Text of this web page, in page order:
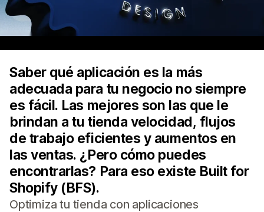
Saber qué aplicación es la más
adecuada para tu negocio no siempre
es fácil. Las mejores son las que le
brindan a tu tienda velocidad, flujos
de trabajo eficientes y aumentos en
las ventas. ¿Pero cómo puedes
encontrarlas? Para eso existe Built for
Shopify (BFS).
Optimiza tu tienda con aplicaciones